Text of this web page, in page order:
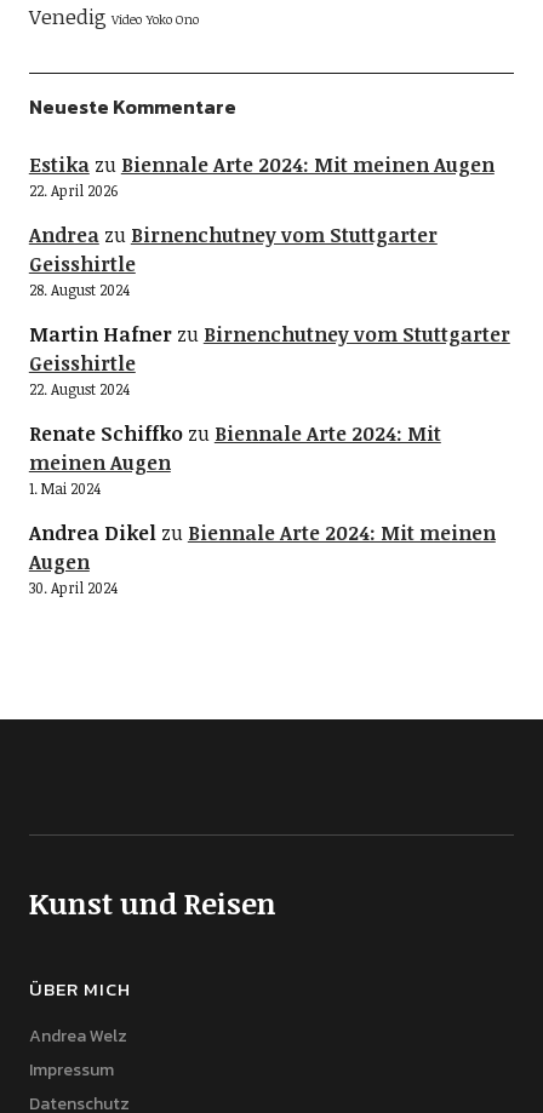
Venedig Video Yoko Ono
Neueste Kommentare
Estikazu Biennale Arte 2024: Mit meinen Augen
22. April 2026
Andreazu Birnenchutney vom Stuttgarter
Geisshirtle
28. August 2024
Martin Hafnerzu Birnenchutney vom Stuttgarter
Geisshirtle
22. August 2024
Renate Schiffkozu Biennale Arte 2024: Mit
meinen Augen
1. Mai 2024
Andrea Dikelzu Biennale Arte 2024: Mit meinen
Augen
30. April 2024
Kunst und Reisen
ÜBER MICH
Andrea Welz
Impressum
Datenschutz